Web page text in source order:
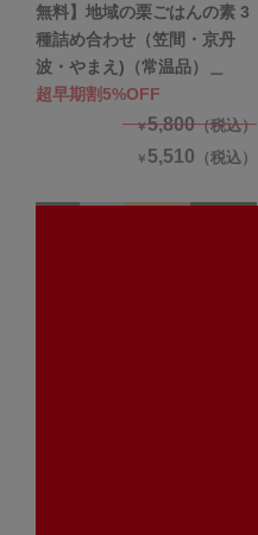
無料】地域の栗ごはんの素 3
種詰め合わせ（笠間・京丹
波・やまえ)（常温品）＿
超早期割5%OFF
￥5,800（税込）
￥ 5,510 （税込）